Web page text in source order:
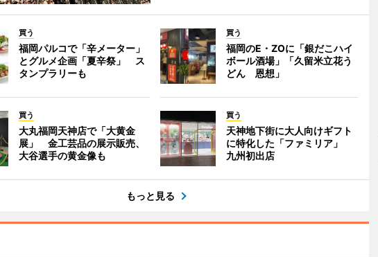
買う
福岡パルコで「辛メーター」
とグルメ企画「夏辛祭」 ス
タンプラリーも
買う
福岡のE・ZOに「銀だこハイ
ボール酒場」「久留米立花う
どん 恩想」
買う
大丸福岡天神店で「大黄金
展」 金工芸品の展示販売、
大谷選手の黄金像も
買う
天神地下街に大人向けギフト
に特化した「ファミリア」
九州初出店
もっと見る